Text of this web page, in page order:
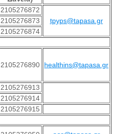
2105276872
tpyps@tapasa.gr
2105276873
2105276874
2105276890 healthins@tapasa.gr
2105276913
2105276914
2105276915